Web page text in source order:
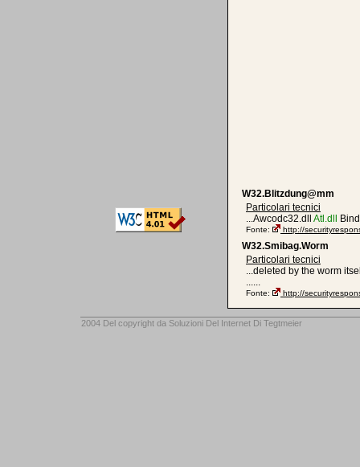
W32.Blitzdung@mm
Particolari tecnici
...Awcodc32.dll Atl.dll
Fonte: http://
W32.Smibag.Worm
Particolari tecnici
...deleted by the worm
Fonte: http://
2004 Del copyright da Soluzioni Del Internet Di Tegtmeier